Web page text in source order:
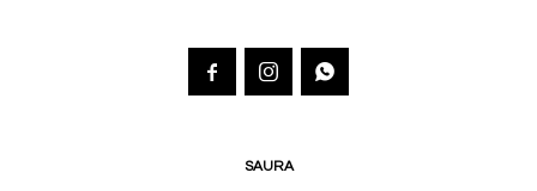
SAURA
  